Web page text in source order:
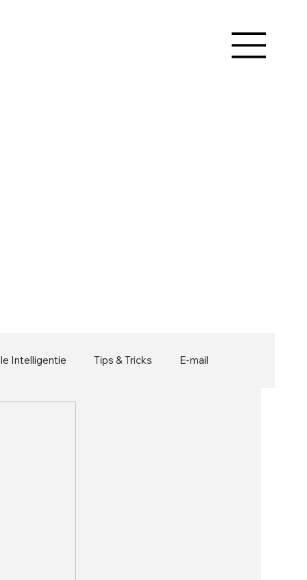
Intelligentie Tips & Tricks E-mail